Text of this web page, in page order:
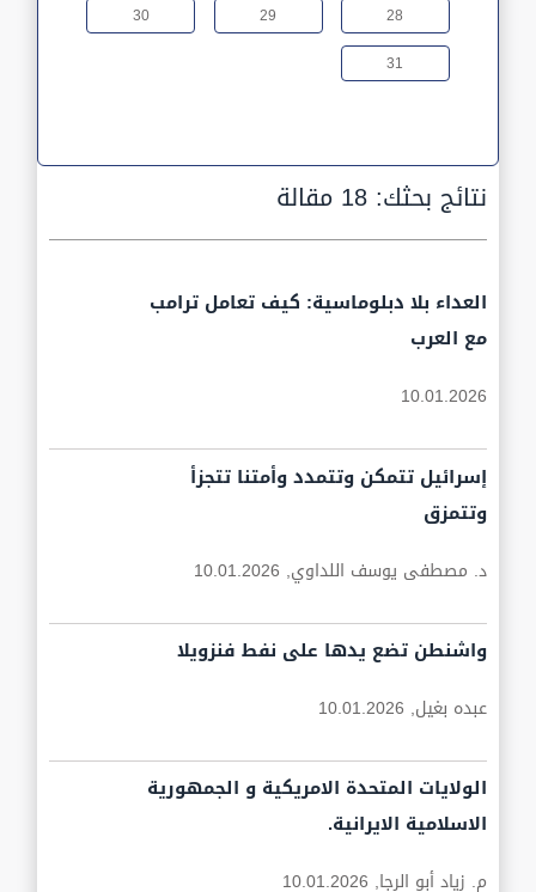
28
29
30
31
نتائج بحثك:18 مقالة
العداء بلا دبلوماسية: كيف تعامل ترامب
مع العرب
10.01.2026
إسرائيل تتمكن وتتمدد وأمتنا تتجزأ
وتتمزق
د. مصطفى يوسف اللداوي, 10.01.2026
واشنطن تضع يدها على نفط فنزويلا
عبده بغيل, 10.01.2026
الولايات المتحدة الامريكية و الجمهورية
الاسلامية الايرانية.
م. زياد أبو الرجا, 10.01.2026